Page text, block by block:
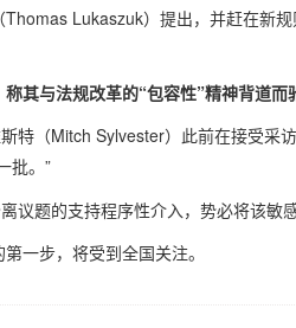
Lukaszuk）提出，并赶在新
其与法规改革的“包容性”精神背道而
特（Mitch Sylvester）此前在接受采
批。”
议题的支持程序性介入，势必将该敏
第一步，将受到全国关注。